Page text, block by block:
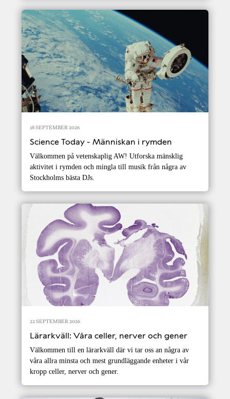
18 SEPTEMBER 2026
Science Today - Människan i rymden
Välkommen på vetenskaplig AW! Utforska mänsklig
aktivitet i rymden och mingla till musik från några av
Stockholms bästa DJs.
22 SEPTEMBER 2026
Lärarkväll: Våra celler, nerver och gener
Välkommen till en lärarkväll där vi tar oss an några av
våra allra minsta och mest grundläggande enheter i vår
kropp celler, nerver och gener.